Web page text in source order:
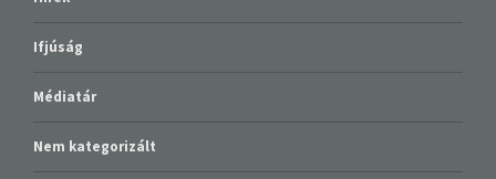
Ifjúság
Médiatár
Nem kategorizált